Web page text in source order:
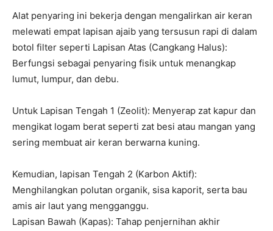
Alat penyaring ini bekerja dengan mengalirkan air keran
melewati empat lapisan ajaib yang tersusun rapi di dalam
botol filter seperti Lapisan Atas (Cangkang Halus):
Berfungsi sebagai penyaring fisik untuk menangkap
lumut, lumpur, dan debu.
Untuk Lapisan Tengah 1 (Zeolit): Menyerap zat kapur dan
mengikat logam berat seperti zat besi atau mangan yang
sering membuat air keran berwarna kuning.
Kemudian, lapisan Tengah 2 (Karbon Aktif):
Menghilangkan polutan organik, sisa kaporit, serta bau
amis air laut yang mengganggu.
Lapisan Bawah (Kapas): Tahap penjernihan akhir